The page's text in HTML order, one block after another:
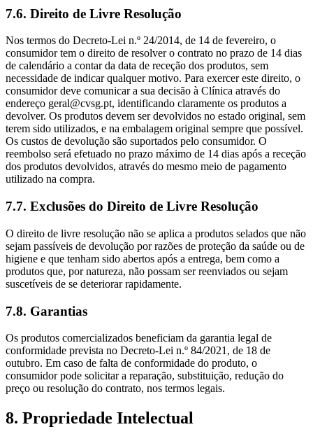
7.6. Direito de Livre Resolução
Nos termos do Decreto-Lei n.º 24/2014, de 14 de fevereiro, o
consumidor tem o direito de resolver o contrato no prazo de 14 dias
de calendário a contar da data de receção dos produtos, sem
necessidade de indicar qualquer motivo. Para exercer este direito, o
consumidor deve comunicar a sua decisão à Clínica através do
endereço geral@cvsg.pt, identificando claramente os produtos a
devolver. Os produtos devem ser devolvidos no estado original, sem
terem sido utilizados, e na embalagem original sempre que possível.
Os custos de devolução são suportados pelo consumidor. O
reembolso será efetuado no prazo máximo de 14 dias após a receção
dos produtos devolvidos, através do mesmo meio de pagamento
utilizado na compra.
7.7. Exclusões do Direito de Livre Resolução
O direito de livre resolução não se aplica a produtos selados que não
sejam passíveis de devolução por razões de proteção da saúde ou de
higiene e que tenham sido abertos após a entrega, bem como a
produtos que, por natureza, não possam ser reenviados ou sejam
suscetíveis de se deteriorar rapidamente.
7.8. Garantias
Os produtos comercializados beneficiam da garantia legal de
conformidade prevista no Decreto-Lei n.º 84/2021, de 18 de
outubro. Em caso de falta de conformidade do produto, o
consumidor pode solicitar a reparação, substituição, redução do
preço ou resolução do contrato, nos termos legais.
8. Propriedade Intelectual